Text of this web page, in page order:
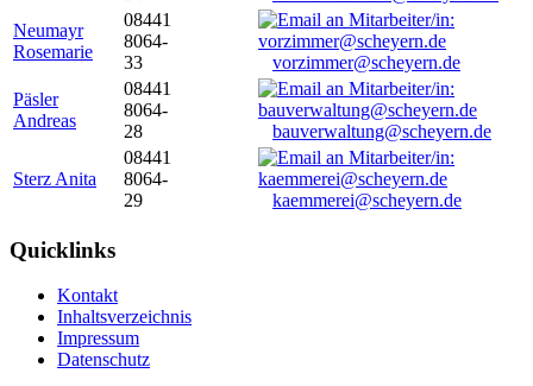
Neumayr
Rosemarie
08441
8064-
33
vorzimmer@scheyern.de
Päsler
Andreas
08441
8064-
28
bauverwaltung@scheyern.de
Sterz Anita
08441
8064-
29
kaemmerei@scheyern.de
Quicklinks
Kontakt
Inhaltsverzeichnis
Impressum
Datenschutz